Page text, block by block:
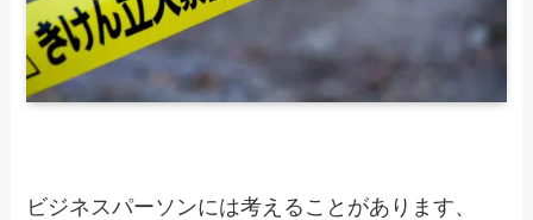
ビジネスパーソンには考えることがあります、